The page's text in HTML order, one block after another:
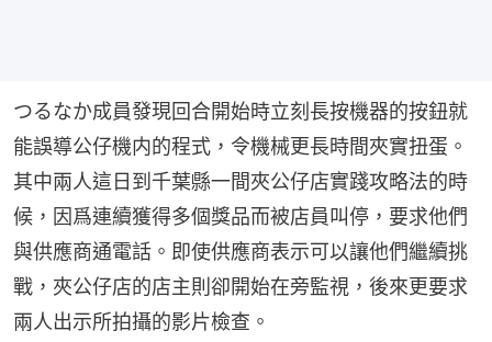
つるなか成員發現回合開始時立刻長按機器的按鈕就
能誤導公仔機内的程式，令機械更長時間夾實扭蛋。
其中兩人這日到千葉縣一間夾公仔店實踐攻略法的時
候，因爲連續獲得多個獎品而被店員叫停，要求他們
與供應商通電話。即使供應商表示可以讓他們繼續挑
戰，夾公仔店的店主則卻開始在旁監視，後來更要求
兩人出示所拍攝的影片檢查。